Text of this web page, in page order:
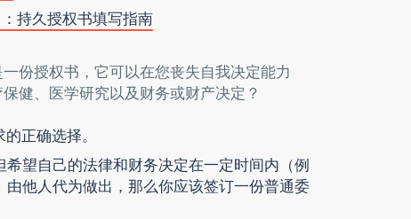
持久授权书填写指南
份授权书，它可以在您丧失自我决定能力
健、医学研究以及财务或财产决定？
正确选择。
望自己的法律和财务决定在一定时间内（例
他人代为做出，那么你应该签订一份普通委